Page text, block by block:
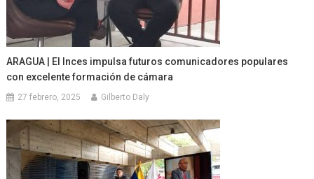
ARAGUA | El Inces impulsa futuros comunicadores populares
con excelente formación de cámara
27 febrero, 2025 Gilberto Daly